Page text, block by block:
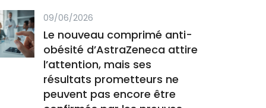
09/06/2026
Le nouveau comprimé anti-
obésité d’AstraZeneca attire
l’attention, mais ses
résultats prometteurs ne
peuvent pas encore être